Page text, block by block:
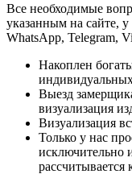
Все необходимые
указанным на сайте,
WhatsApp, Telegram,
Накоплен
Выезд
визуализация
Визуализация
Только у нас
исключительно
рассчитывается